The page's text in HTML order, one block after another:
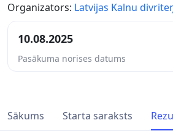
Organizators: Latvijas Kalnu
10.08.2025
Pasākuma norises datums
Sākums Starta saraksts